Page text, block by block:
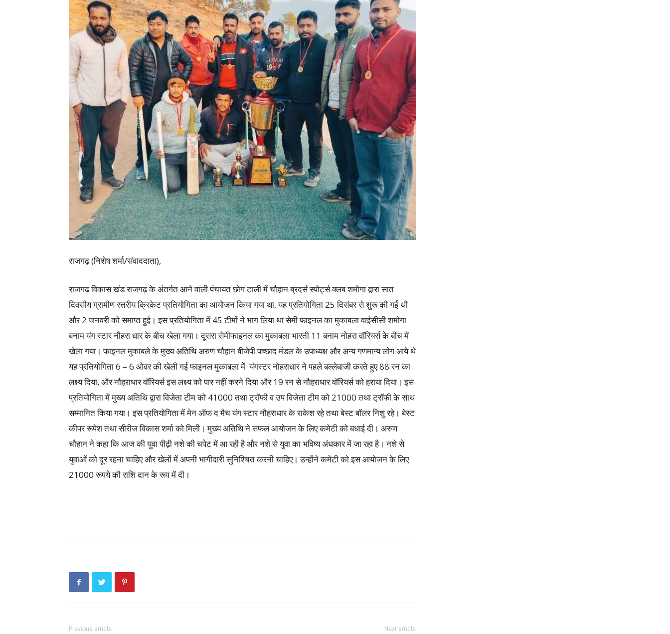
राजगढ़ (निशेष शर्मा/संवाददाता),
राजगढ़ विकास खंड राजगढ़ के अंतर्गत आने वाली पंचायत छोग टाली में चौहान ब्रदर्स स्पोर्ट्स क्लब शमोगा द्वारा सात
दिवसीय ग्रामीण स्तरीय क्रिकेट प्रतियोगिता का आयोजन किया गया था, यह प्रतियोगिता 25 दिसंबर से शुरू की गई थी
और 2 जनवरी को समाप्त हुई। इस प्रतियोगिता में 45 टीमों ने भाग लिया था सेमी फाइनल का मुकाबला वाईसीसी शमोगा
बनाम यंग स्टार नौहरा धार के बीच खेला गया। दूसरा सेमीफाइनल का मुकाबला भारती 11 बनाम नोहरा वॉरियर्स के बीच में
खेला गया। फाइनल मुकाबले के मुख्य अतिथि अरुण चौहान बीजेपी पच्छाद मंडल के उपाध्यक्ष और अन्य गणमान्य लोग आये थे
यह प्रतियोगिता 6 – 6 ओवर की खेली गई फाइनल मुकाबला में यंगस्टर नोहराधार ने पहले बल्लेबाजी करते हुए 88 रन का
लक्ष्य दिया, और नौहराधार वॉरियर्स इस लक्ष्य को पार नहीं करने दिया और 19 रन से नौहराधार वॉरियर्स को हराया दिया। इस
प्रतियोगिता में मुख्य अतिथि द्वारा विजेता टीम को 41000 तथा ट्रॉफी व उप विजेता टीम को 21000 तथा ट्रॉफी के साथ
सम्मानित किया गया। इस प्रतियोगिता में मेन ऑफ द मैच यंग स्टार नौहराधार के राकेश रहे तथा बेस्ट बॉलर निशु रहे। बेस्ट
कीपर रूपेश तथा सीरीज विकास शर्मा को मिली। मुख्य अतिथि ने सफल आयोजन के लिए कमेटी को बधाई दी। अरुण
चौहान ने कहा कि आज की युवा पीढ़ी नशे की चपेट में आ रही है और नशे से युवा का भविष्य अंधकार में जा रहा है। नशे से
युवाओं को दूर रहना चाहिए और खेलों में अपनी भागीदारी सुनिश्चित करनी चाहिए। उन्होंने कमेटी को इस आयोजन के लिए
21000 रूपये की राशि दान के रूप में दी।
Previous article Next article